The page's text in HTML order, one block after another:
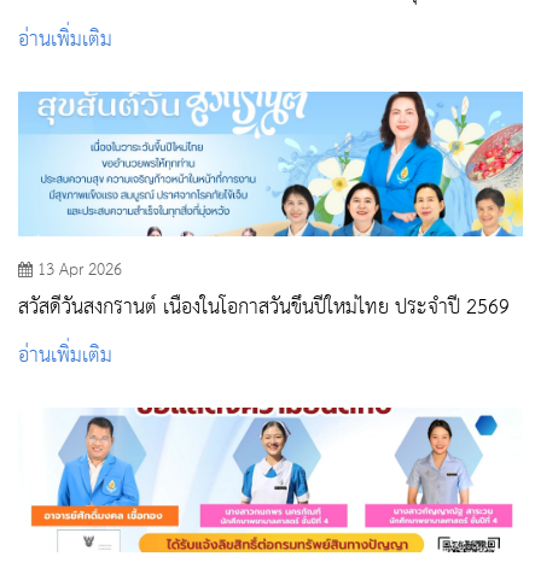
ต้นแบบ และการประกาศนโยบาย No Gift Policy ตามโครงการ
ประเมินคุณธรรมและความโปร่งใส ITA วพบ.สระบุรี "
อ่านเพิ่มเติม
13 Apr 2026
สวัสดีวันสงกรานต์ เนื่องในโอกาสวันขึ้นปีใหม่ไทย ประจำปี 2569
อ่านเพิ่มเติม